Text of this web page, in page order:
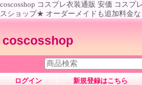
coscosshop コスプレ衣装通販 安価 コス
スショップ★ オーダーメイドも追加料金
coscosshop
ログイン 新規登録はこちら